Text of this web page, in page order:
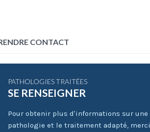
CONTACT
PATHOLOGIES TRAITÉES
SE RENSEIGNER
Pour obtenir plus d'informations sur une
pathologie et le traitement adapté, merci